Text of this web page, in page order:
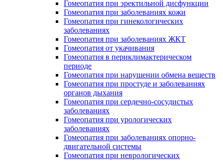
Гомеопатия при эректильной дисфункции
Гомеопатия при заболеваниях кожи
Гомеопатия при гинекологических
заболеваниях
Гомеопатия при заболеваниях ЖКТ
Гомеопатия от укачивания
Гомеопатия в периклимактерическом
периоде
Гомеопатия при нарушении обмена веществ
Гомеопатия при простуде и заболеваниях
органов дыхания
Гомеопатия при сердечно-сосудистых
заболеваниях
Гомеопатия при урологических
заболеваниях
Гомеопатия при заболеваниях опорно-
двигательной системы
Гомеопатия при неврологических